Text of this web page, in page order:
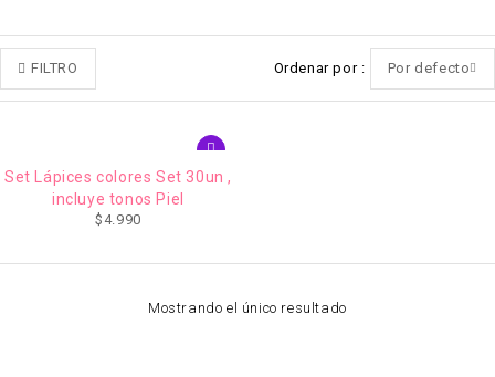
FILTRO Ordenar por Por defecto
Set Lápices colores Set 30un ,
incluye tonos Piel
$ 4.990
Mostrando el único resultado